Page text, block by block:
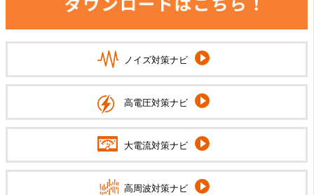
ノイズ対策ナビ
高電圧対策ナビ
大電流対策ナビ
高周波対策ナビ